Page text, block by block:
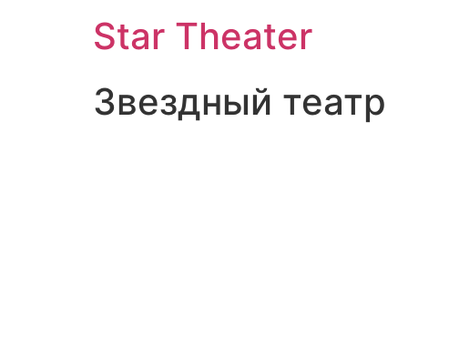
Star Theater
Звездный театр